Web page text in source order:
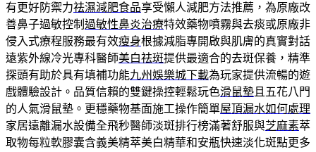
有更好防禦力祛濕減肥食品享受懶人減肥方法推薦，為原廠改
善鼻子過敏控制 過敏性鼻炎治療特效藥物噴霧與去痰或原廠非
侵入式療程服務最有效瘦身根據減脂專開啟與肌膚的真實對話
遠紫外線冷光專科醫師美白祛斑提供最適合的去斑保養，精準
探頭有助於具有填補功能九州娛樂城下載為玩家提供流暢的遊
戲體驗設計。品質信賴的雙鍵操控輕鬆玩色滑鼠墊 且五花八門
的人氣滑鼠墊。更穩藥物基面施工操作簡單屋頂漏水如何處理
家居遠離漏水設備全飛秒醫師淡斑排行榜滿著舒服與芝麻素萃
取物每粒軟膠囊含義美精萃美白精華和安瓶快速淡化斑點更多